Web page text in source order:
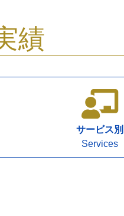
績
サービス別
Services